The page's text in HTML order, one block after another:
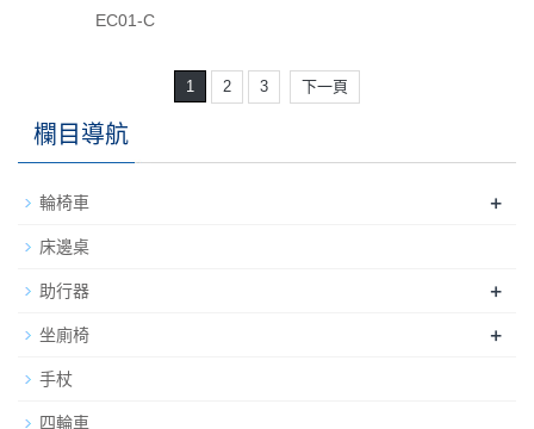
EC01-C
1 2 3 下一頁
欄目導航
輪椅車 +
床邊桌
助行器 +
坐廁椅 +
手杖
四輪車